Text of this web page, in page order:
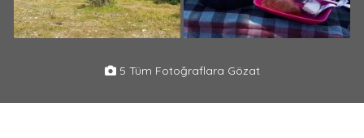
5 Tüm Fotoğraflara Gözat